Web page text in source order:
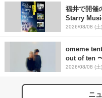
福井で開催
Starry
SCOOBIE
2026/08/08 (土)
omeme
out of ten
2026/08/08 (土)
ニ